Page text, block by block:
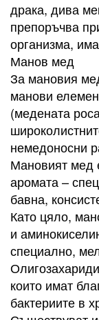
драка, дива
препоръчва
организма,
Манов мед
За мановия
манови
(медената
немедоносни
Мановият мед
аромата –
бавна,
Като цяло,
и
специално,
които имат
бактериите в